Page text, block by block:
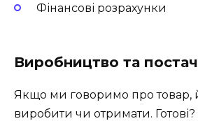
Фінансові розрахунки
Виробництво та
Якщо ми говоримо про товар,
виробити чи отримати.